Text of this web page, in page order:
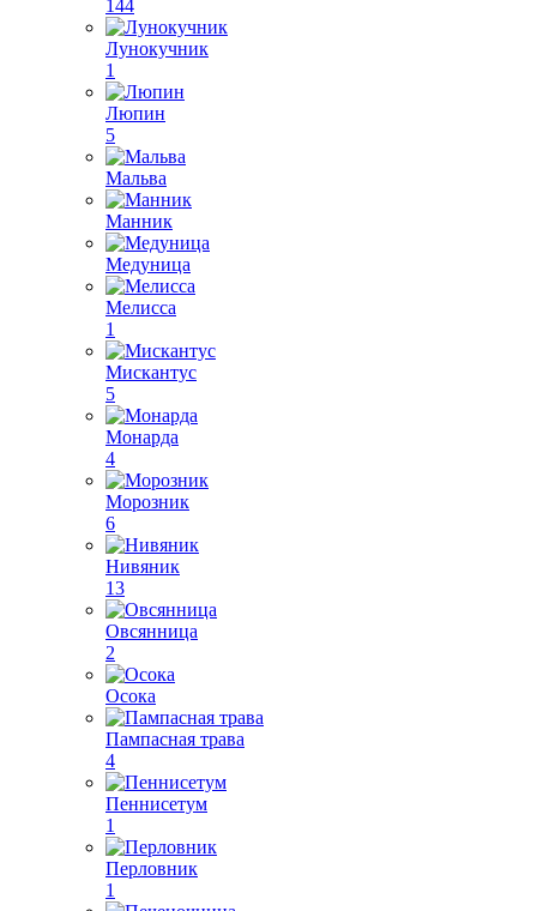
144
Лунокучник
1
Люпин
5
Мальва
Манник
Медуница
Мелисса
1
Мискантус
5
Монарда
4
Морозник
6
Нивяник
13
Овсянница
2
Осока
Пампасная трава
4
Пеннисетум
1
Перловник
1